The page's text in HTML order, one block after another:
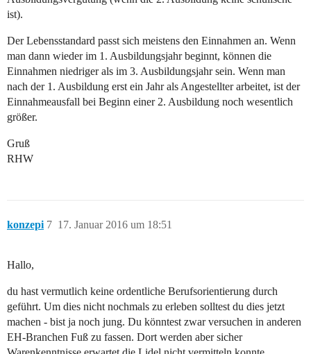
ist).
Der Lebensstandard passt sich meistens den Einnahmen an. Wenn
man dann wieder im 1. Ausbildungsjahr beginnt, können die
Einnahmen niedriger als im 3. Ausbildungsjahr sein. Wenn man
nach der 1. Ausbildung erst ein Jahr als Angestellter arbeitet, ist der
Einnahmeausfall bei Beginn einer 2. Ausbildung noch wesentlich
größer.
Gruß
RHW
konzepi 17. Januar 2016 um 18:51
7
Hallo,
du hast vermutlich keine ordentliche Berufsorientierung durch
geführt. Um dies nicht nochmals zu erleben solltest du dies jetzt
machen - bist ja noch jung. Du könntest zwar versuchen in anderen
EH-Branchen Fuß zu fassen. Dort werden aber sicher